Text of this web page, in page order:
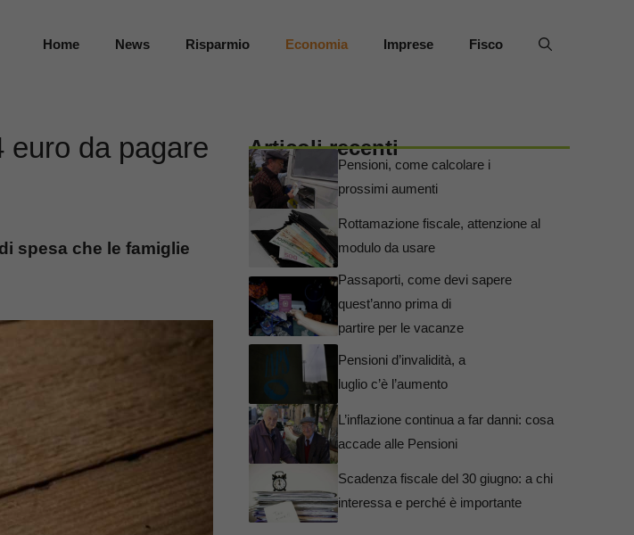
Home News Risparmio Economia Imprese Fisco
euro da pagare
spesa che le famiglie
Articoli recenti
Pensioni, come calcolare i
prossimi aumenti
Rottamazione fiscale, attenzione al
modulo da usare
Passaporti, come devi sapere
quest’anno prima di
partire per le vacanze
Pensioni d’invalidità, a
luglio c’è l’aumento
L’inflazione continua a far danni: cosa
accade alle Pensioni
Scadenza fiscale del 30 giugno: a chi
interessa e perché è importante